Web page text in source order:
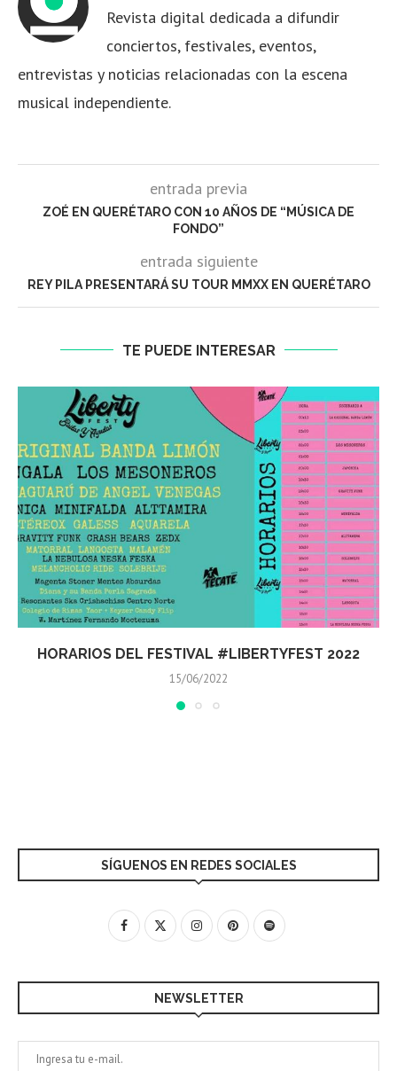
Revista digital dedicada a difundir
conciertos, festivales, eventos,
entrevistas y noticias relacionadas con la escena
musical independiente.
entrada previa
ZOÉ EN QUERÉTARO CON 10 AÑOS DE “MÚSICA DE
FONDO”
entrada siguiente
REY PILA PRESENTARÁ SU TOUR MMXX EN QUERÉTARO
TE PUEDE INTERESAR
FESTIVAL CITY QUERÉTARO 2022 REUNIÓ 9 MIL
PERSONAS
29/05/2022
SÍGUENOS EN REDES SOCIALES
NEWSLETTER